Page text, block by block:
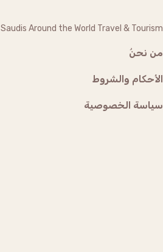
Saudis Around the World Travel & Tourism
من نحنُ
الأحكام والشروط
سياسة الخصوصية